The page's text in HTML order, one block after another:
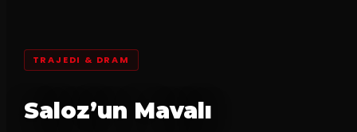
TRAJEDI & DRAM
Saloz’un Mavalı